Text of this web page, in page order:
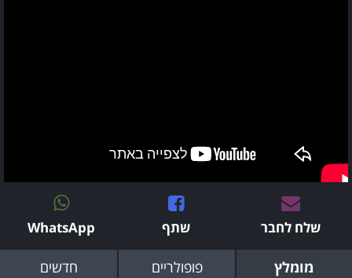
שלח לחבר שתף WhatsApp
מומלץ פופולריים חדשים